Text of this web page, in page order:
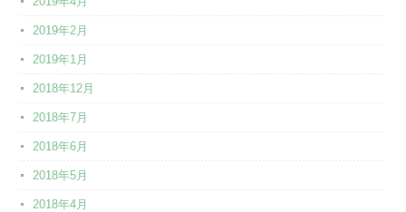
2019年2月
2019年1月
2018年12月
2018年7月
2018年6月
2018年5月
2018年4月